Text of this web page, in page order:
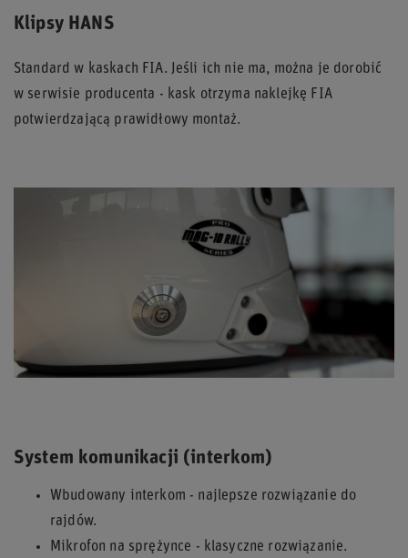
Klipsy HANS
Standard w kaskach FIA. Jeśli ich nie ma, można je dorobić
w serwisie producenta - kask otrzyma naklejkę FIA
potwierdzającą prawidłowy montaż.
System komunikacji (interkom)
Wbudowany interkom - najlepsze rozwiązanie do
rajdów.
Mikrofon na sprężynce - klasyczne rozwiązanie.